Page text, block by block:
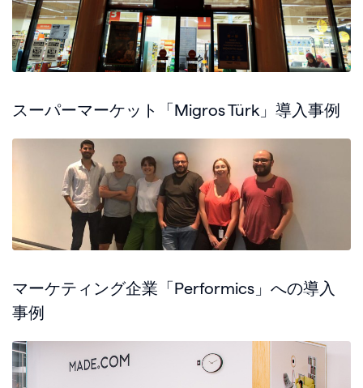
スーパーマーケット「Migros Türk」導入事例
マーケティング企業「Performics」への導入
事例